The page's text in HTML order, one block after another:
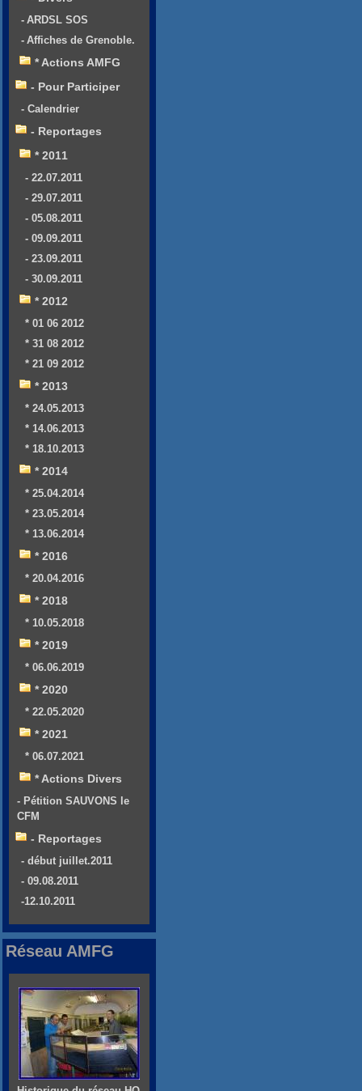
- ARDSL SOS
- Affiches de Grenoble.
* Actions AMFG
- Pour Participer
- Calendrier
- Reportages
* 2011
- 22.07.2011
- 29.07.2011
- 05.08.2011
- 09.09.2011
- 23.09.2011
- 30.09.2011
* 2012
* 01 06 2012
* 31 08 2012
* 21 09 2012
* 2013
* 24.05.2013
* 14.06.2013
* 18.10.2013
* 2014
* 25.04.2014
* 23.05.2014
* 13.06.2014
* 2016
* 20.04.2016
* 2018
* 10.05.2018
* 2019
* 06.06.2019
* 2020
* 22.05.2020
* 2021
* 06.07.2021
* Actions Divers
- Pétition SAUVONS le
CFM
- Reportages
- début juillet.2011
- 09.08.2011
-12.10.2011
Réseau AMFG